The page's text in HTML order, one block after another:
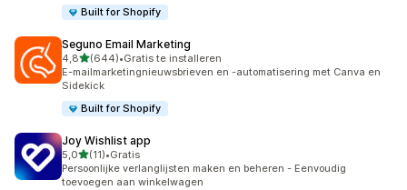
Built for Shopify
Seguno Email Marketing
4,8van 5 sterren
(644)
644 recensies in totaal
•Gratis te installeren
E-mailmarketingnieuwsbrieven en -automatisering met Canva en
Sidekick
Built for Shopify
Joy Wishlist app
5,0van 5 sterren
(11)
11 recensies in totaal
•Gratis
Persoonlijke verlanglijsten maken en beheren - Eenvoudig
toevoegen aan winkelwagen